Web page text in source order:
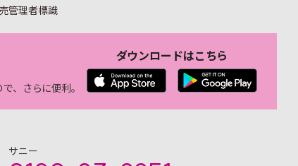
管理者標識
、さらに便利。
ダウンロードはこちら
サニー